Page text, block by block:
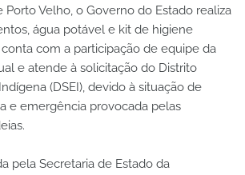
Porto Velho, o Governo do Estado realiza
água potável e kit de higiene
com a participação de equipe da
e atende à solicitação do Distrito
(DSEI), devido à situação de
e emergência provocada pelas
pela Secretaria de Estado da